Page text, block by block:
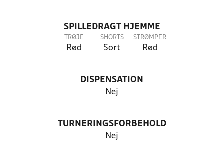
SPILLEDRAGT HJEMME
TRØJE
Rød
SHORTS
Sort
STRØMPER
Rød
DISPENSATION
Nej
TURNERINGSFORBEHOLD
Nej